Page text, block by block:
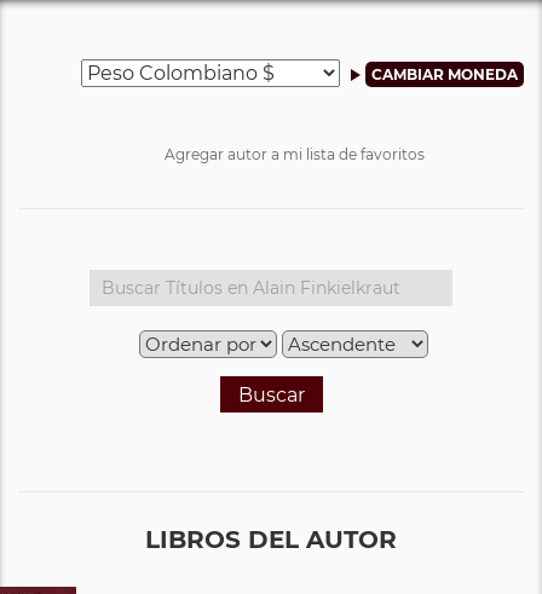
Agregar autor a mi lista de favoritos
Buscar
LIBROS DEL AUTOR